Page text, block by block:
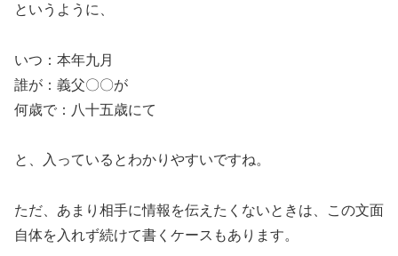
というように、
いつ：本年九月
誰が：義父〇〇が
何歳で：八十五歳にて
と、入っているとわかりやすいですね。
ただ、あまり相手に情報を伝えたくないときは、この文面
自体を入れず続けて書くケースもあります。